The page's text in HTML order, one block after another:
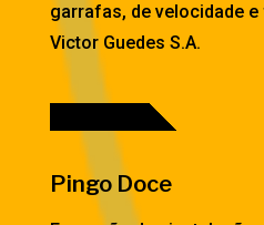
garrafas, de velocidade
Victor Guedes S.A.
Pingo Doce